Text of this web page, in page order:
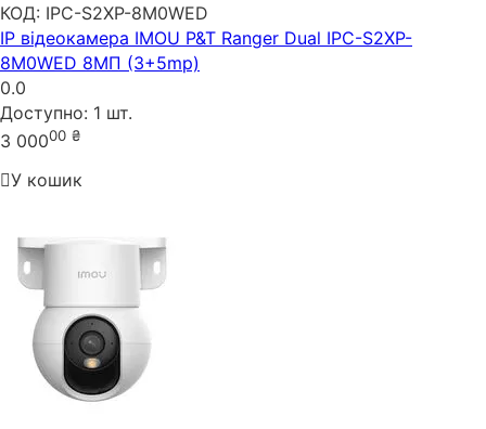
КОД: IPC-S2XP-8M0WED
IP відеокамера IMOU P&T Ranger Dual IPC-S2XP-
8M0WED 8МП (3+5mp)
0.0
Доступно: 1 шт.
3 00000 ₴
У кошик